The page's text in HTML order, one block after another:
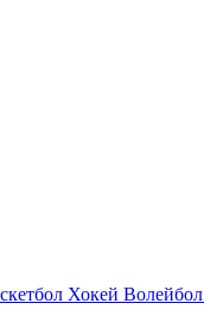
Хокей Волейбол